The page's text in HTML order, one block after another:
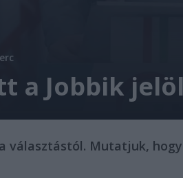
a Jobbik
választástól. Mutatjuk,